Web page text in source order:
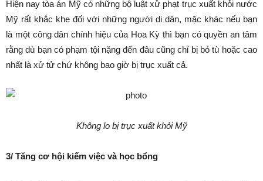
Hiện nay tòa án Mỹ có những bộ luật xử phạt trục xuất khỏi nước
Mỹ rất khắc khe đối với những người di dân, mặc khác nếu bạn
là một công dân chính hiệu của Hoa Kỳ thì bạn có quyền an tâm
rằng dù bạn có phạm tội nặng đến đâu cũng chỉ bị bỏ tù hoặc cao
nhất là xử tử chứ không bao giờ bị trục xuất cả.
Không lo bị trục xuất khỏi Mỹ
3/ Tăng cơ hội kiếm việc và học bổng